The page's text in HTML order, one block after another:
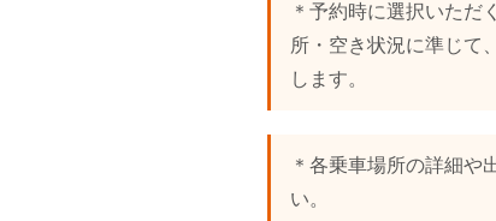
＊予約時に選択いただ
所・空き状況に準じて
します。
＊各乗車場所の詳細や
い。